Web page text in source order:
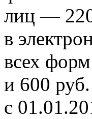
лиц —
в
всех
и 600
с